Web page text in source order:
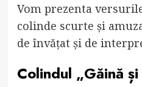
Vom prezenta
colinde scurte și
de învățat și de
Colindul „Găină